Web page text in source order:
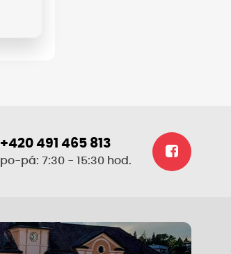
+420 491 465 813
po-pá: 7:30 - 15:30 hod.